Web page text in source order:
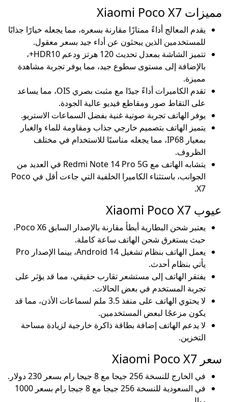
مميزات Xiaomi Poco X7
يقدم المعالج أداءً ممتازًا مقارنة بسعره، مما يجعله خيارًا جذابًا
للمستخدمين الذين يبحثون عن أداء جيد بسعر معقول.
تتميز الشاشة بمعدل تحديث 120 هرتز ودعم HDR10+،
بالإضافة إلى مستوى سطوع جيد، مما يوفر تجربة مشاهدة
مميزة.
تقدم الكاميرات أداءً جيدًا مع مثبت بصري OIS، مما يساعد
على التقاط صور ومقاطع فيديو عالية الجودة.
يوفر الهاتف تجربة صوتية غنية بفضل السماعات الاستريو.
يتميز الهاتف بتصميم خارجي جذاب ومقاومة للماء والغبار
بمعيار IP68، مما يجعله مناسبًا للاستخدام في مختلف
الظروف.
يتشابه الهاتف مع Redmi Note 14 Pro 5G في العديد من
الجوانب، باستثناء الكاميرا الخلفية التي جاءت أقل في Poco
X7.
عيوب Xiaomi Poco X7
يعتبر شحن البطارية أبطأ مقارنة بالإصدار السابق Poco X6،
حيث يستغرق شحن الهاتف ساعة كاملة.
يعمل الهاتف بنظام تشغيل Android 14، بينما الإصدار Pro
يأتي بنظام أحدث.
يفتقر الهاتف إلى مستشعر تقارب حقيقي، مما قد يؤثر على
تجربة المستخدم في بعض الحالات.
لا يحتوي الهاتف على منفذ 3.5 ملم لسماعات الأذن، مما قد
يكون مزعجًا لبعض المستخدمين.
لا يدعم الهاتف إضافة بطاقة ذاكرة خارجية لزيادة مساحة
التخزين.
سعر Xiaomi Poco X7
في الخارج للنسخة 256 جيجا مع 8 جيجا رام بسعر 230 دولار.
في السعودية للنسخة 256 جيجا مع 8 جيجا رام بسعر 1000